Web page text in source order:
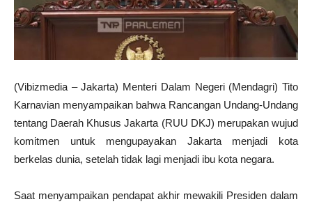
(Vibizmedia – Jakarta) Menteri Dalam Negeri (Mendagri) Tito
Karnavian menyampaikan bahwa Rancangan Undang-Undang
tentang Daerah Khusus Jakarta (RUU DKJ) merupakan wujud
komitmen untuk mengupayakan Jakarta menjadi kota
berkelas dunia, setelah tidak lagi menjadi ibu kota negara.
Saat menyampaikan pendapat akhir mewakili Presiden dalam